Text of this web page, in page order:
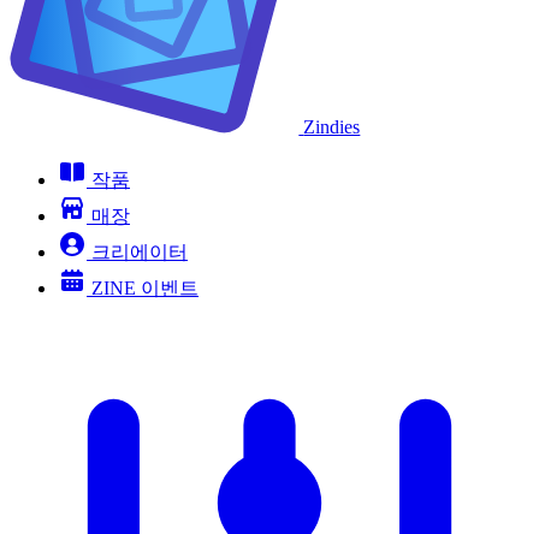
Zindies
작품
매장
크리에이터
ZINE 이벤트